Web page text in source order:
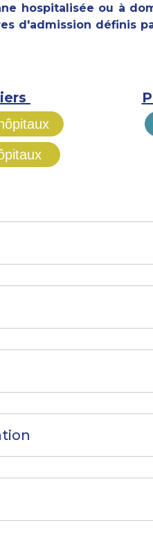
hospitalisée ou à
d'admission définis